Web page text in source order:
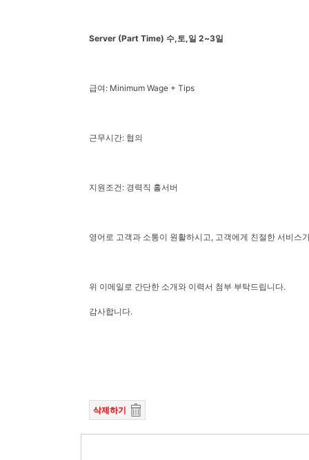
Server (Part Time) 수,토,일 2~3일
급여: Minimum Wage + Tips
근무시간: 협의
지원조건: 경력직 홀서버
영어로 고객과 소통이 원활하시고, 고객에게 친절한 서비스
위 이메일로 간단한 소개와 이력서 첨부 부탁드립니다.
감사합니다.
삭제하기